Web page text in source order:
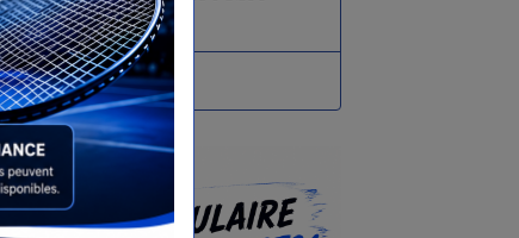
Badminton
Presse